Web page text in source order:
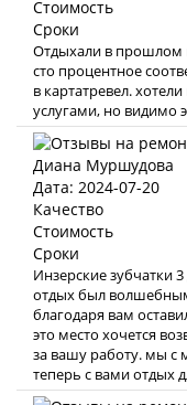
Стоимость
Сроки
Отдыхали в прошлом
сто процентное
в картатревел.
услугами, но видимо
Диана Муршудова
Дата: 2024-07-20
Качество
Стоимость
Сроки
Инзерские зубчатки
отдых был
благодаря вам
это место хочется
за вашу работу. мы с
теперь с вами отдых